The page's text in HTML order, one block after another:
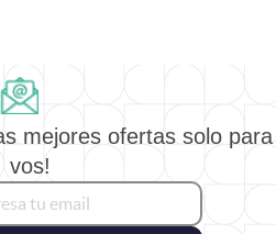
mejores ofertas solo para
vos!